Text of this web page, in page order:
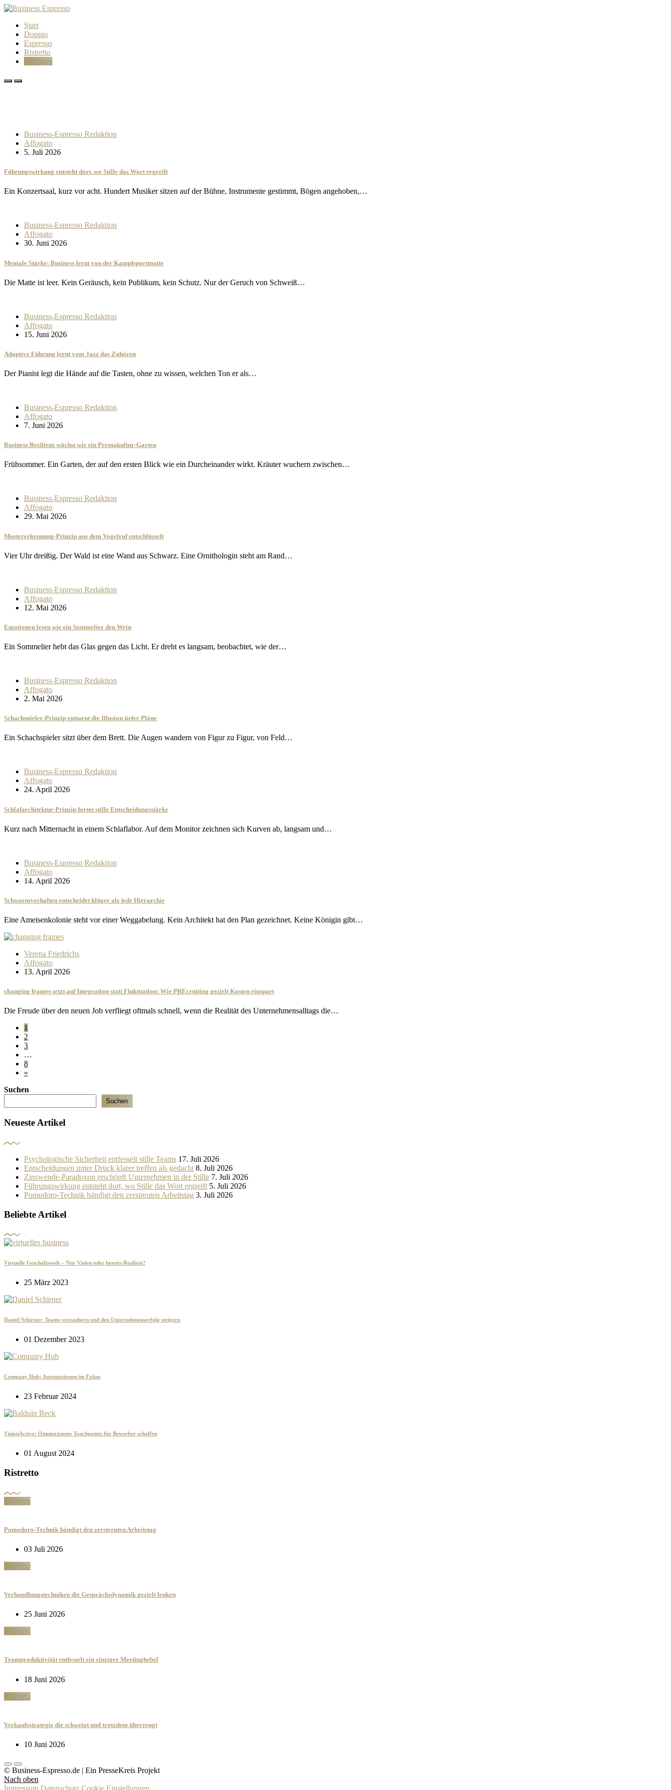
Start
Doppio
Espresso
Ristretto
Affogato
Business-Espresso Redaktion
Affogato
5. Juli 2026
Führungswirkung entsteht dort, wo Stille das Wort ergreift
Ein Konzertsaal, kurz vor acht. Hundert Musiker sitzen auf der Bühne, Instrumente gestimmt, Bögen angehoben,…
Business-Espresso Redaktion
Affogato
30. Juni 2026
Mentale Stärke: Business lernt von der Kampfsportmatte
Die Matte ist leer. Kein Geräusch, kein Publikum, kein Schutz. Nur der Geruch von Schweiß…
Business-Espresso Redaktion
Affogato
15. Juni 2026
Adaptive Führung lernt vom Jazz das Zuhören
Der Pianist legt die Hände auf die Tasten, ohne zu wissen, welchen Ton er als…
Business-Espresso Redaktion
Affogato
7. Juni 2026
Business Resilienz wächst wie ein Permakultur-Garten
Frühsommer. Ein Garten, der auf den ersten Blick wie ein Durcheinander wirkt. Kräuter wuchern zwischen…
Business-Espresso Redaktion
Affogato
29. Mai 2026
Mustererkennung-Prinzip aus dem Vogelruf entschlüsselt
Vier Uhr dreißig. Der Wald ist eine Wand aus Schwarz. Eine Ornithologin steht am Rand…
Business-Espresso Redaktion
Affogato
12. Mai 2026
Emotionen lesen wie ein Sommelier den Wein
Ein Sommelier hebt das Glas gegen das Licht. Er dreht es langsam, beobachtet, wie der…
Business-Espresso Redaktion
Affogato
2. Mai 2026
Schachspieler-Prinzip enttarnt die Illusion tiefer Pläne
Ein Schachspieler sitzt über dem Brett. Die Augen wandern von Figur zu Figur, von Feld…
Business-Espresso Redaktion
Affogato
24. April 2026
Schlafarchitektur-Prinzip formt stille Entscheidungsstärke
Kurz nach Mitternacht in einem Schlaflabor. Auf dem Monitor zeichnen sich Kurven ab, langsam und…
Business-Espresso Redaktion
Affogato
14. April 2026
Schwarmverhalten entscheidet klüger als jede Hierarchie
Eine Ameisenkolonie steht vor einer Weggabelung. Kein Architekt hat den Plan gezeichnet. Keine Königin gibt…
Verena Friedrichs
Affogato
13. April 2026
changing frames setzt auf Integration statt Fluktuation: Wie PREcruiting gezielt Kosten einspart
Die Freude über den neuen Job verfliegt oftmals schnell, wenn die Realität des Unternehmensalltags die…
1
2
3
…
8
»
Suchen
Suchen
Neueste Artikel
Psychologische Sicherheit entfesselt stille Teams 17. Juli 2026
Entscheidungen unter Druck klarer treffen als gedacht 8. Juli 2026
Zinswende-Paradoxon erschöpft Unternehmen in der Stille 7. Juli 2026
Führungswirkung entsteht dort, wo Stille das Wort ergreift 5. Juli 2026
Pomodoro-Technik bändigt den zerstreuten Arbeitstag 3. Juli 2026
Beliebte Artikel
Virtuelle Geschäftswelt – Nur Vision oder bereits Realität?
25 März 2023
Daniel Schirner: Teams verzaubern und den Unternehmenserfolg steigern
01 Dezember 2023
Company Hub: Automationen im Fokus
23 Februar 2024
VisionActive: Omnipräsente Touchpoints für Bewerber schaffen
01 August 2024
Ristretto
Ristretto
Pomodoro-Technik bändigt den zerstreuten Arbeitstag
03 Juli 2026
Ristretto
Verhandlungstechniken die Gesprächsdynamik gezielt lenken
25 Juni 2026
Ristretto
Teamproduktivität entfesselt ein einziger Meetinghebel
18 Juni 2026
Ristretto
Verkaufsstrategie die schweigt und trotzdem überzeugt
10 Juni 2026
© Business-Espresso.de | Ein PresseKreis Projekt
Nach oben
Impressum Datenschutz Cookie Einstellungen